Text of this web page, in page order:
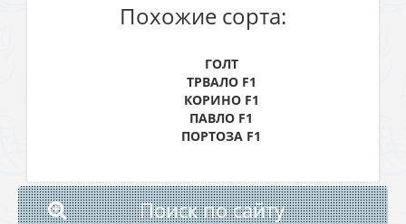
Похожие сорта:
ГОЛТ
ТРВАЛО F1
КОРИНО F1
ПАВЛО F1
ПОРТОЗА F1
Поиск по сайту